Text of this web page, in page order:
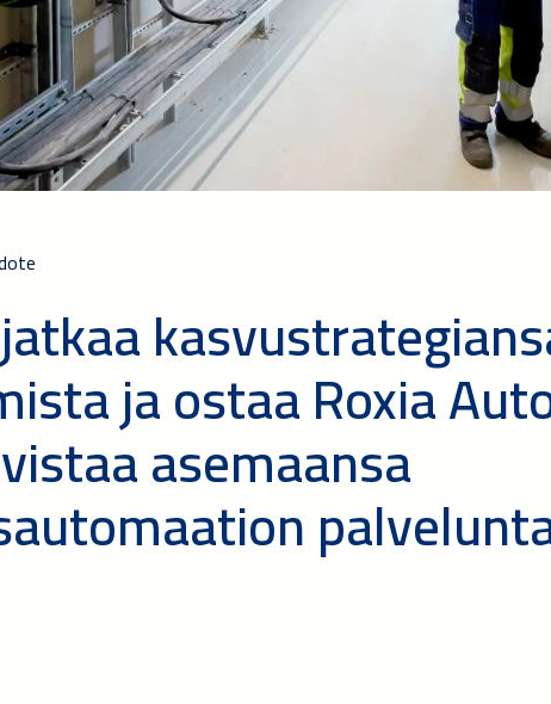
ja ostaa Roxia
asemaansa